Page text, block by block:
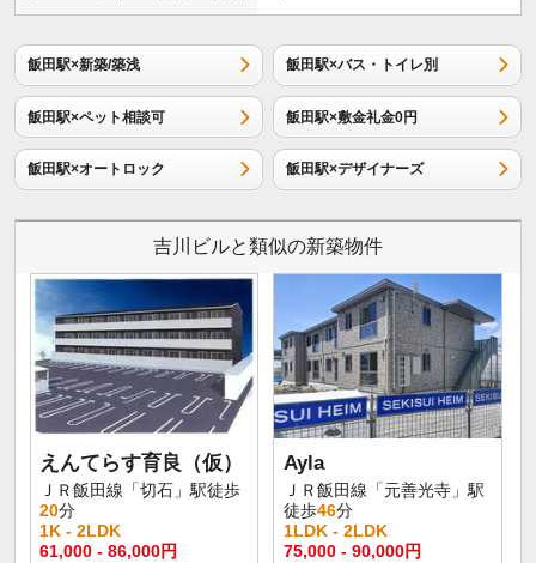
飯田駅×新築/築浅 飯田駅×バス・トイレ別
飯田駅×ペット相談可 飯田駅×敷金礼金0円
飯田駅×オートロック 飯田駅×デザイナーズ
吉川ビルと類似の新築物件
えんてらす育良（仮）
ＪＲ飯田線「切石」駅徒歩
20分
1K - 2LDK
61,000 - 86,000円
Ayla
ＪＲ飯田線「元善光寺」駅
徒歩46分
1LDK - 2LDK
75,000 - 90,000円